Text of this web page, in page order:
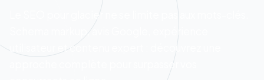
Le SEO pour glacier ne se limite pas aux mots-clés.
Schema markup, avis Google, expérience
utilisateur et contenu expert : découvrez une
approche complète pour surpasser vos